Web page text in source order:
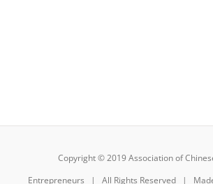
Copyright © 2019 Association of
Entrepreneurs | All Rights Reserved |